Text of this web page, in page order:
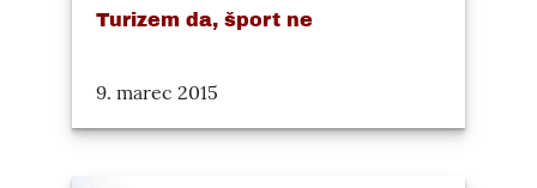
Turizem da, šport ne
9. marec 2015